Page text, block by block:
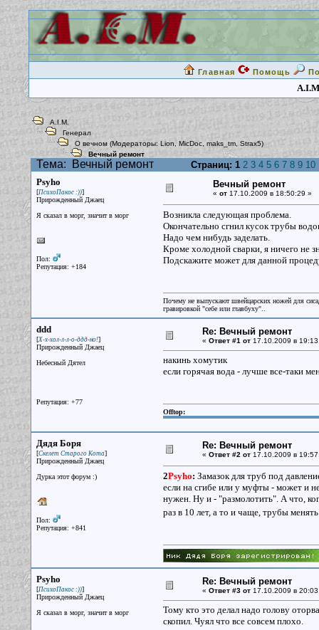
Главная Помощь
A.I.M.
Генерал
О вечном (Модераторы: Lion, MicDoc, maks_tm, Strax5)
Вечный ремонт
Тема: Вечный ремонт Страниц: 1 2 3 4 5 6 7 8 9 10
Psyho
[ПсихоПакос :))]
Прирожденный Джаец
Я сказал в морг, значит в морг
Пол:
Репутация: +184
Вечный ремонт
« от17.10.2009 в 18:50:29 »
Возникла следующая проблема.
Окончательно сгнил кусок трубы
Надо чем нибудь заделать.
Кроме холодной сварки, я ничего не
Подскажите может для данной
Почему не выпускают швейцарских ножей для
гравировкой "себе или главбуху"..
ddd
[Х-х-хол-л-л-о-ддд-но!]
Прирожденный Джаец
Небесный Дятел
Репутация: +77
Re: Вечный ремонт
« Ответ #1 от17.10.2009 в
накинь хомутик
если горячая вода - лучше все-таки
Offtop:
Дядя Боря
[Скелет Старого Кота]
Прирожденный Джаец
Дурка этот форум :)
Пол:
Репутация: +841
Re: Вечный ремонт
« Ответ #2 от17.10.2009 в
2Psyho: Замазок для труб под
если на сгибе или у муфты - может и
нужен. Ну и - "размолотить". А что,
раз в 10 лет, а то и чаще, трубы
Psyho
[ПсихоПакос :))]
Прирожденный Джаец
Я сказал в морг, значит в морг
Re: Вечный ремонт
« Ответ #3 от17.10.2009 в
Тому кто это делал надо голову
скопил. Чуял что все совсем плохо.